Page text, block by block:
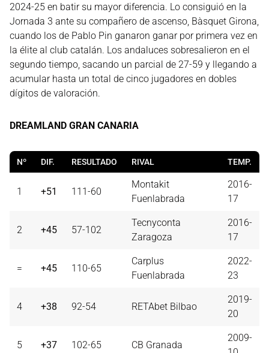
2024-25 en batir su mayor diferencia. Lo consiguió en la
Jornada 3 ante su compañero de ascenso, Bàsquet Girona,
cuando los de Pablo Pin ganaron ganar por primera vez en
la élite al club catalán. Los andaluces sobresalieron en el
segundo tiempo, sacando un parcial de 27-59 y llegando a
acumular hasta un total de cinco jugadores en dobles
dígitos de valoración.
DREAMLAND GRAN CANARIA
Nº DIF. RESULTADO RIVAL TEMP.
1 +51 111-60
Montakit
Fuenlabrada
2016-
17
2 +45 57-102
Tecnyconta
Zaragoza
2016-
17
= +45 110-65
Carplus
Fuenlabrada
2022-
23
4 +38 92-54 RETAbet Bilbao
2019-
20
5 +37 102-65 CB Granada
2009-